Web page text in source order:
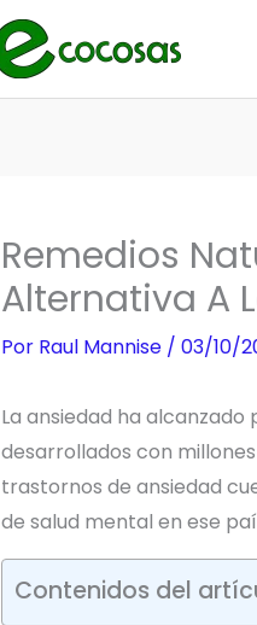
Remedios
Alternativa A
Por Raul Mannise / 03/10/
La ansiedad ha
desarrollados con
trastornos de ansiedad
de salud mental en ese
Contenidos del